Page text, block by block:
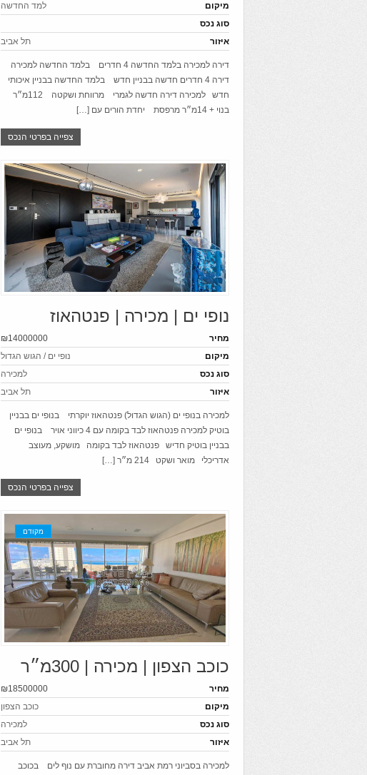
מיקום
למד החדשה
סוג נכס
איזור
תל אביב
דירה למכירה בלמד החדשה 4 חדרים בלמד החדשה למכירה
דירה 4 חדרים חדשה בבניין חדש בלמד החדשה בבניין איכותי
חדש למכירה דירה חדשה לגמרי מרווחת ושקטה 112מ״ר
בנוי + 14מ״ר מרפסת יחדת הורים עם […]
צפייה בפרטי הנכס
נופי ים | מכירה | פנטהאוז
מחיר
₪14000000
מיקום
נופי ים / הגוש הגדול
סוג נכס
למכירה
איזור
תל אביב
למכירה בנופי ים (הגוש הגדול) פנטהאוז יוקרתי בנופי ים בבניין
בוטיק למכירה פנטהאוז לבד בקומה עם 4 כיווני אויר בנופי ים
בבניין בוטיק חדיש פנטהאוז לבד בקומה מושקע, מעוצב
אדריכלי מואר ושקט 214 מ״ר […]
צפייה בפרטי הנכס
מקודם
כוכב הצפון | מכירה | 300מ״ר
מחיר
₪18500000
מיקום
כוכב הצפון
סוג נכס
למכירה
איזור
תל אביב
למכירה בסביוני רמת אביב דירה מחוברת עם נוף לים בכוכב